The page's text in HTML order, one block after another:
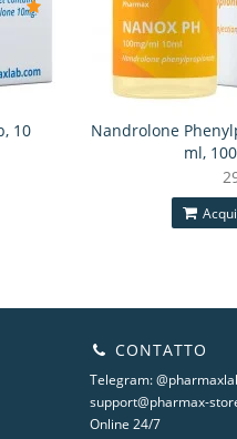
10
Nandrolone
ml,
CONTATTO
Telegram:
support@pharmax-
Online 24/7